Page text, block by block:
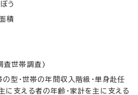
う
積
査世帯調査)
型・世帯の年間収入階級・単身赴任
に支える者の年齢・家計を主に支える